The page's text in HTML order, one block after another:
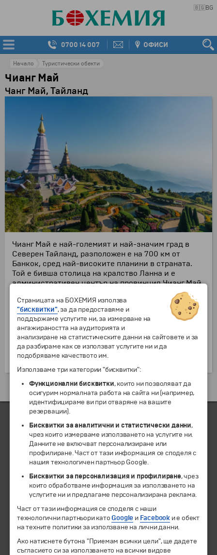
🇧🇬BG
0700 14 007 ОФИСИ
Начало Туристически обекти
Чианг Май
Чанг Май, Тайланд
Чианг Май е най-големият и най-значим град в
Северен Тайланд, разположен е на 700 км от
Банкок, сред най-високите планини в страната.
Той е бивша столица на кралство Ланна и е
административен център на провинция Чианг Май.
Името му означава "нов град", защото става
новата столица на кралство Ланна, когато е
основан през 1296 г. Населението на самият град е
около 150 хиляди души, но в метрополният му
регион живеят близо 1 милион души. Градът е
популярен сред туристите, но и сред студентите,
които могат да учат в едни от най-големите
тайландски вузове.
Екскурзии и почивки до Тайланд »
ЧЛЕН НА
© 1994-2026 Бохемия ООД.Всички права запазени.
Страницата на БОХЕМИЯ използва
"бисквитки", за да предоставяме и
поддържаме услугите ни, за измерване на
ангажираността на аудиторията и
анализиране на статистическите данни на сайтовете и за
да разбираме как се използват услугите ни и да
подобряваме качеството им.
Използваме три категории "бисквитки":
Функционални бисквитки, които ни позволяват да
осигурим нормалната работа на сайта ни (например,
идентифицираме ви при отваряне на вашите
резервации).
Бисквитки за аналитични и статистически данни,
чрез които измерваме използването на услугите ни.
Данните не включват персонализиране или
профилиране. Част от тази информация се споделя с
нашия технологичен партньор Google.
Бисквитки за персонализация и профилиране, чрез
които обработваме информация за използването на
услугите ни и предлагаме персонализирана реклама.
Част от тази информация се споделя с наши
технологични партньори като Google и Facebook и е обект
на техните политики за използване на лични данни.
Ако натиснете бутона "Приемам всички цели", ще дадете
съгласието си за използването на всички видове